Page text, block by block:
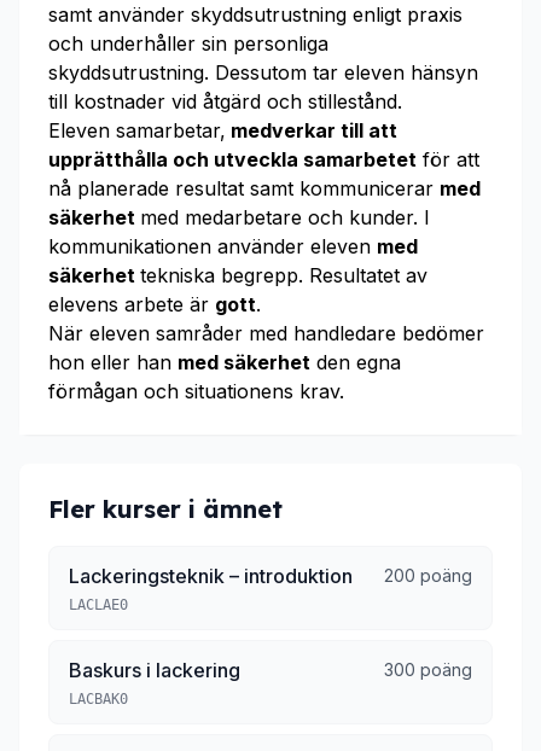
samt använder skyddsutrustning enligt praxis
och underhåller sin personliga
skyddsutrustning. Dessutom tar eleven hänsyn
till kostnader vid åtgärd och stillestånd.
Eleven samarbetar, medverkar till att
upprätthålla och utveckla samarbetet för att
nå planerade resultat samt kommunicerar med
säkerhet med medarbetare och kunder. I
kommunikationen använder eleven med
säkerhet tekniska begrepp. Resultatet av
elevens arbete är gott.
När eleven samråder med handledare bedömer
hon eller han med säkerhet den egna
förmågan och situationens krav.
Fler kurser i ämnet
Lackeringsteknik – introduktion 200 poäng
LACLAE0
Baskurs i lackering 300 poäng
LACBAK0